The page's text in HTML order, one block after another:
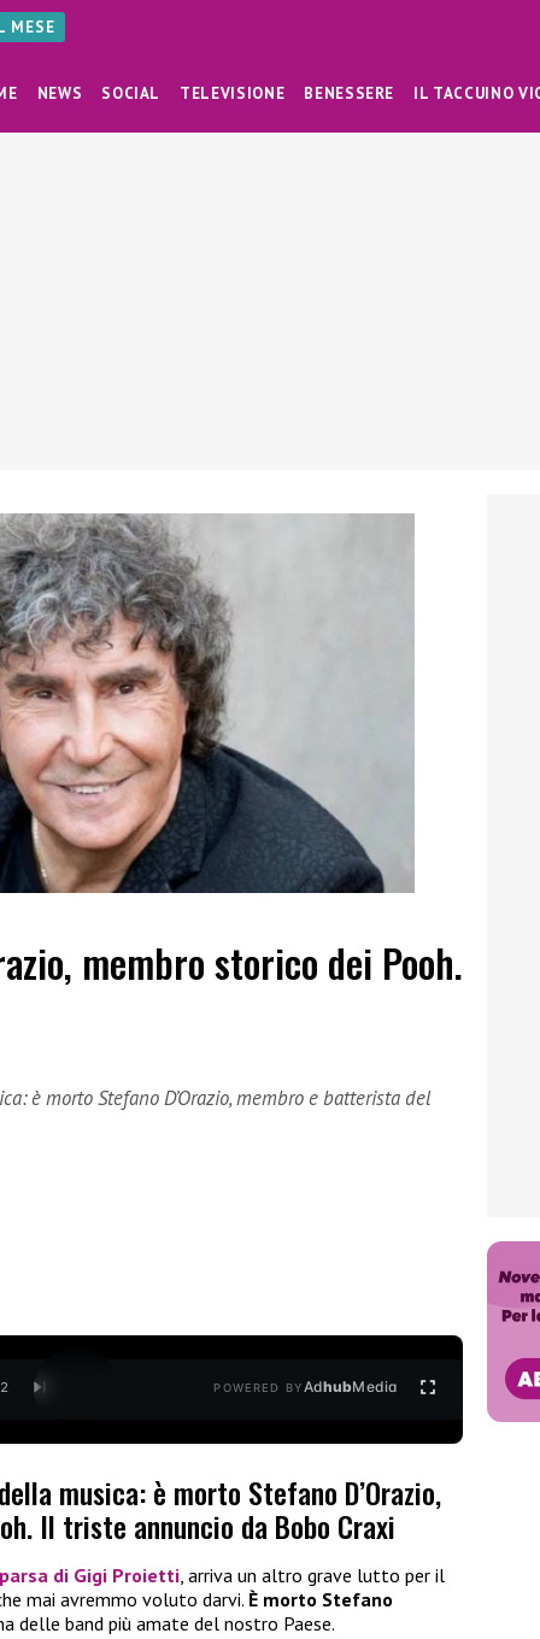
MESE
NEWS SOCIAL TELEVISIONE BENESSERE IL TACCUINO
membro storico dei Pooh.
è morto Stefano D’Orazio, membro e batterista del
2 POWERED BYAdhubMedia
musica: è morto Stefano D’Orazio,
Il triste annuncio da Bobo Craxi
di Gigi Proietti, arriva un altro grave lutto per il
mai avremmo voluto darvi. È morto Stefano
delle band più amate del nostro Paese.